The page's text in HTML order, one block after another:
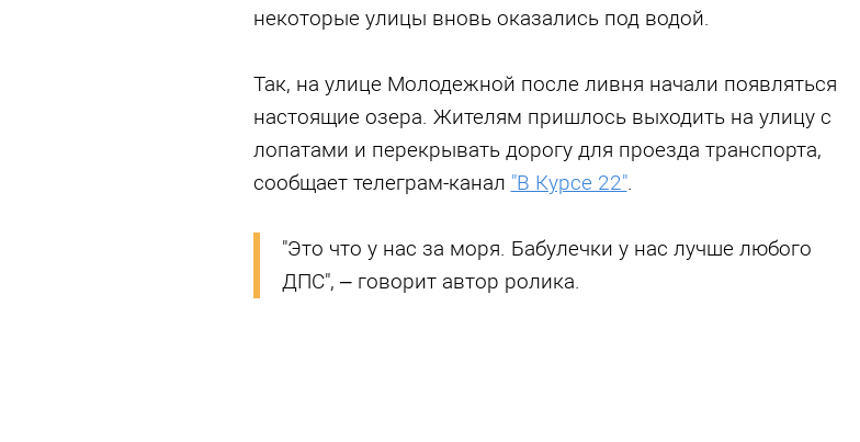
некоторые улицы вновь оказались под водой.
Так, на улице Молодежной после ливня начали появляться
настоящие озера. Жителям пришлось выходить на улицу с
лопатами и перекрывать дорогу для проезда транспорта,
сообщает телеграм-канал "В Курсе 22".
"Это что у нас за моря. Бабулечки у нас лучше любого
ДПС", – говорит автор ролика.